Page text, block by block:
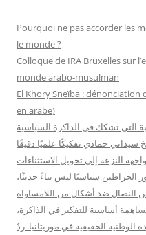
r
c
h
r
Pourquoi ne pas accorder les
le monde ?
Colloque de IRA Bruxelles sur
monde arabo-musulman
El Khory Sneïba : dénonciation
en arabe)
التي تشكك في الذاكرة السياسية
سيداتي حمادي تفكيكًا علميًا دقيقًا
النزعة إلى تحويل الاستثناءات
الحراطين سياسيًا ليس بناءً حديثًا،
ضد أشكال من اللامساواة
أساسية للتفكير في الذاكرة،
الوطنية الحقيقية في موريتانيا. ردّ